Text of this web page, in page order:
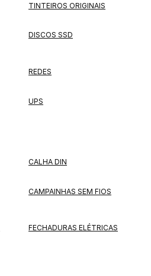
TINTEIROS ORIGINAIS
DISCOS SSD
REDES
UPS
CALHA DIN
CAMPAINHAS SEM FIOS
FECHADURAS ELÉTRICAS